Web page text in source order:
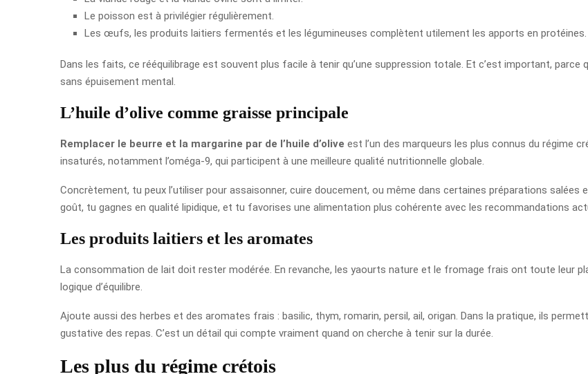
Le poisson est à privilégier régulièrement.
Les œufs, les produits laitiers fermentés et les légumineuses complètent utilement les apports en protéines.
Dans les faits, ce rééquilibrage est souvent plus facile à tenir qu’une suppression totale. Et c’est important, parce
sans épuisement mental.
L’huile d’olive comme graisse principale
Remplacer le beurre et la margarine par de l’huile d’olive est l’un des marqueurs les plus connus du régime
insaturés, notamment l’oméga-9, qui participent à une meilleure qualité nutritionnelle globale.
Concrètement, tu peux l’utiliser pour assaisonner, cuire doucement, ou même dans certaines préparations
goût, tu gagnes en qualité lipidique, et tu favorises une alimentation plus cohérente avec les recommandations
Les produits laitiers et les aromates
La consommation de lait doit rester modérée. En revanche, les yaourts nature et le fromage frais ont toute leur
logique d’équilibre.
Ajoute aussi des herbes et des aromates frais : basilic, thym, romarin, persil, ail, origan. Dans la pratique, ils
gustative des repas. C’est un détail qui compte vraiment quand on cherche à tenir sur la durée.
Les plus du régime crétois